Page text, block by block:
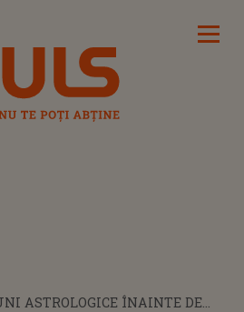
ASTROLOGICE ÎNAINTE DE